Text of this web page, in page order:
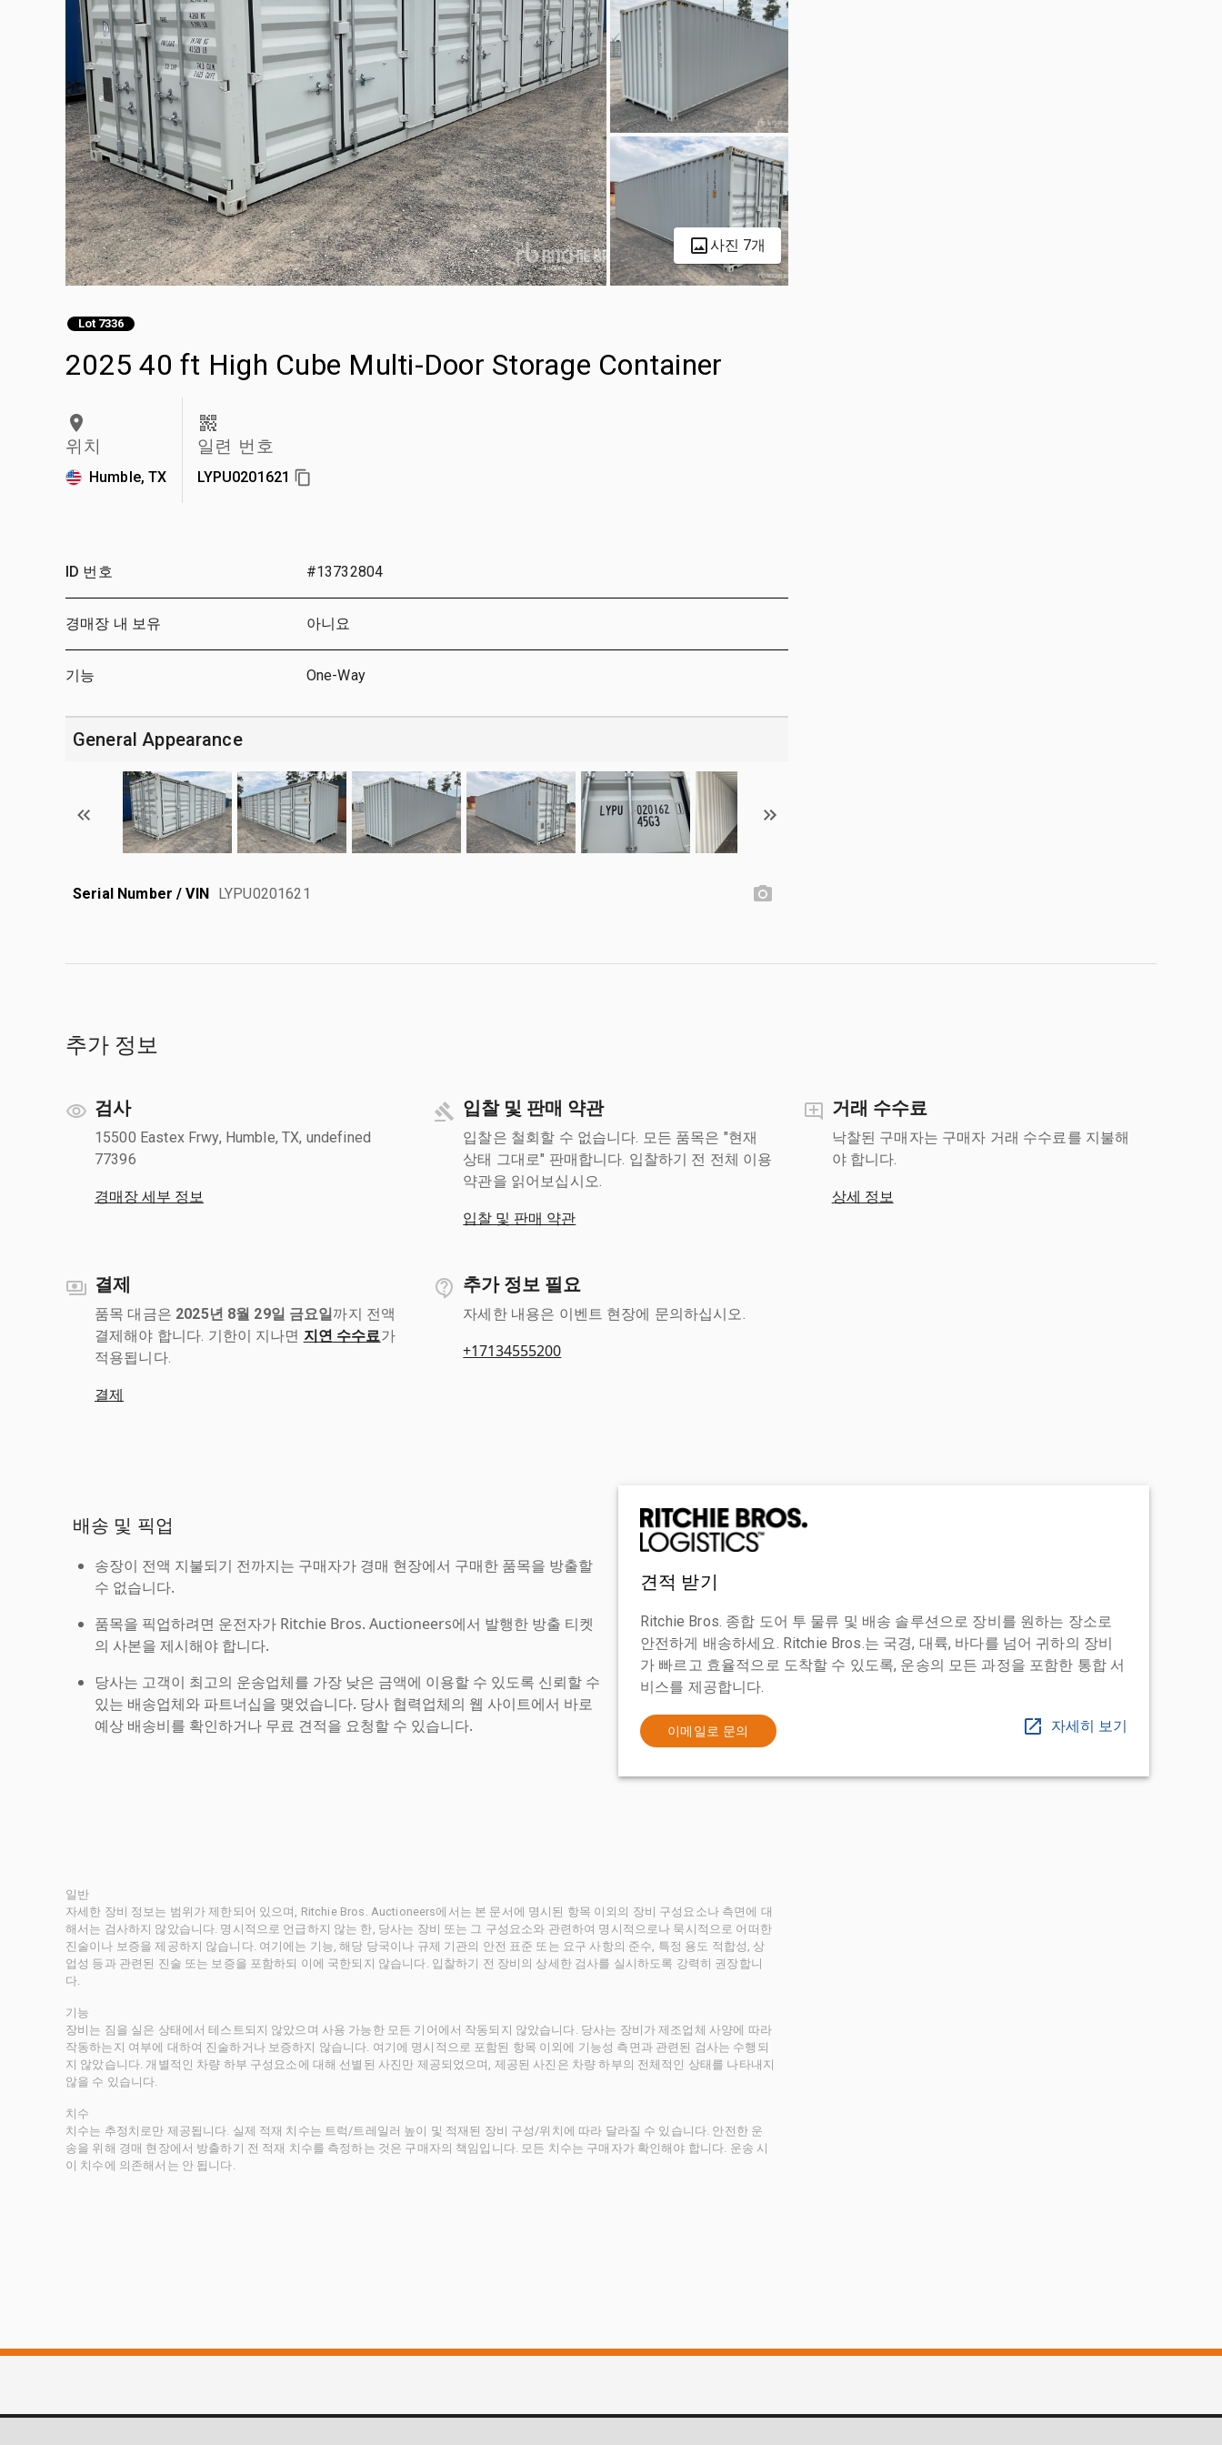
사진 7개
Lot 7336
2025 40 ft High Cube Multi-Door Storage Container
위치
Humble, TX
일련 번호
LYPU0201621
ID 번호 #13732804
경매장 내 보유 아니요
기능 One-Way
General Appearance
Serial Number / VIN LYPU0201621
추가 정보
검사
15500 Eastex Frwy, Humble, TX, undefined
77396
경매장 세부 정보
입찰 및 판매 약관
입찰은 철회할 수 없습니다. 모든 품목은 "현재
상태 그대로" 판매합니다. 입찰하기 전 전체 이용
약관을 읽어보십시오.
입찰 및 판매 약관
거래 수수료
낙찰된 구매자는 구매자 거래 수수료를 지불해
야 합니다.
상세 정보
결제
품목 대금은 2025년 8월 29일 금요일까지 전액
결제해야 합니다. 기한이 지나면 지연 수수료 가
적용됩니다.
결제
추가 정보 필요
자세한 내용은 이벤트 현장에 문의하십시오.
+17134555200
배송 및 픽업
송장이 전액 지불되기 전까지는 구매자가 경매 현장에서 구매한 품목을 방출할
수 없습니다.
품목을 픽업하려면 운전자가 Ritchie Bros. Auctioneers에서 발행한 방출 티켓
의 사본을 제시해야 합니다.
당사는 고객이 최고의 운송업체를 가장 낮은 금액에 이용할 수 있도록 신뢰할 수
있는 배송업체와 파트너십을 맺었습니다. 당사 협력업체의 웹 사이트에서 바로
예상 배송비를 확인하거나 무료 견적을 요청할 수 있습니다.
견적 받기
Ritchie Bros. 종합 도어 투 물류 및 배송 솔루션으로 장비를 원하는 장소로
안전하게 배송하세요. Ritchie Bros.는 국경, 대륙, 바다를 넘어 귀하의 장비
가 빠르고 효율적으로 도착할 수 있도록, 운송의 모든 과정을 포함한 통합 서
비스를 제공합니다.
이메일로 문의 자세히 보기
일반
자세한 장비 정보는 범위가 제한되어 있으며, Ritchie Bros. Auctioneers에서는 본 문서에 명시된 항목 이외의 장비 구성요소나 측면에 대
해서는 검사하지 않았습니다. 명시적으로 언급하지 않는 한, 당사는 장비 또는 그 구성요소와 관련하여 명시적으로나 묵시적으로 어떠한
진술이나 보증을 제공하지 않습니다. 여기에는 기능, 해당 당국이나 규제 기관의 안전 표준 또는 요구 사항의 준수, 특정 용도 적합성, 상
업성 등과 관련된 진술 또는 보증을 포함하되 이에 국한되지 않습니다. 입찰하기 전 장비의 상세한 검사를 실시하도록 강력히 권장합니
다.
기능
장비는 짐을 실은 상태에서 테스트되지 않았으며 사용 가능한 모든 기어에서 작동되지 않았습니다. 당사는 장비가 제조업체 사양에 따라
작동하는지 여부에 대하여 진술하거나 보증하지 않습니다. 여기에 명시적으로 포함된 항목 이외에 기능성 측면과 관련된 검사는 수행되
지 않았습니다. 개별적인 차량 하부 구성요소에 대해 선별된 사진만 제공되었으며, 제공된 사진은 차량 하부의 전체적인 상태를 나타내지
않을 수 있습니다.
치수
치수는 추정치로만 제공됩니다. 실제 적재 치수는 트럭/트레일러 높이 및 적재된 장비 구성/위치에 따라 달라질 수 있습니다. 안전한 운
송을 위해 경매 현장에서 방출하기 전 적재 치수를 측정하는 것은 구매자의 책임입니다. 모든 치수는 구매자가 확인해야 합니다. 운송 시
이 치수에 의존해서는 안 됩니다.